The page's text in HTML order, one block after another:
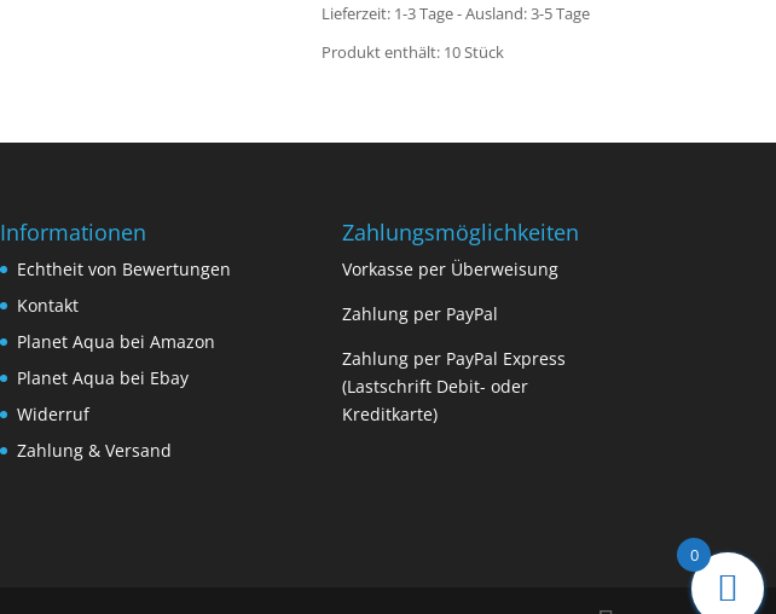
Lieferzeit: 1-3 Tage - Ausland: 3-5 Tage
Produkt enthält: 10Stück
Informationen
Echtheit von Bewertungen
Kontakt
Planet Aqua bei Amazon
Planet Aqua bei Ebay
Widerruf
Zahlung & Versand
Zahlungsmöglichkeiten
Vorkasse per Überweisung
Zahlung per PayPal
Zahlung per PayPal Express
(Lastschrift Debit- oder
Kreditkarte)
0